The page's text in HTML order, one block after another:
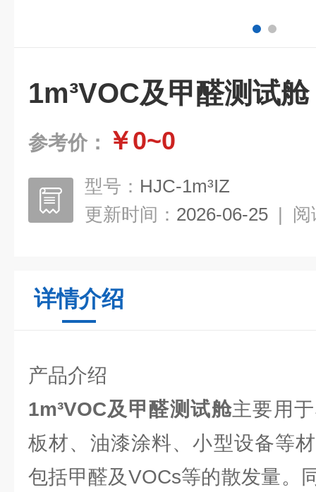
1m³VOC及甲醛测试舱
参考价： ￥0~0
型号： HJC-1m³IZ
更新时间： 2026-06-25 | 阅
详情介绍
产品介绍
1m³VOC及甲醛测试舱主要用
板材、油漆涂料、小型设备等
包括甲醛及VOCs等的散发量。